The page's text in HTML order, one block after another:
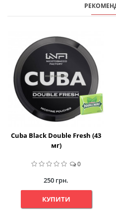
Cuba Black Double Fresh (43
мг)
0
250 грн.
КУПИТИ